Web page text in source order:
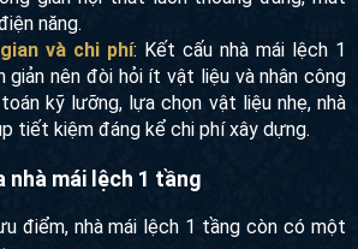
năng.
và chi phí: Kết cấu nhà mái lệch 1
giản nên đòi hỏi ít vật liệu và nhân công
kỹ lưỡng, lựa chọn vật liệu nhẹ, nhà
tiết kiệm đáng kể chi phí xây dựng.
nhà mái lệch 1 tầng
điểm, nhà mái lệch 1 tầng còn có một